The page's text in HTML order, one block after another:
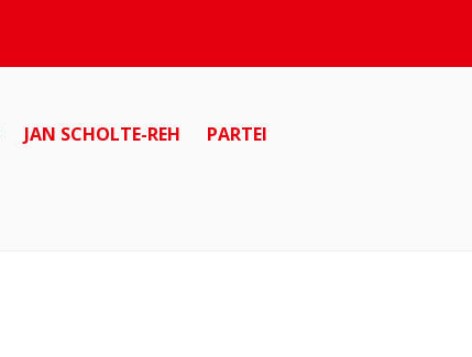
JAN SCHOLTE-REH PARTEI